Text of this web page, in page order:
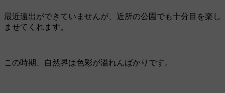
最近遠出ができていませんが、近所の公園でも十分目を楽し
ませてくれます。
この時期、自然界は色彩が溢れんばかりです。